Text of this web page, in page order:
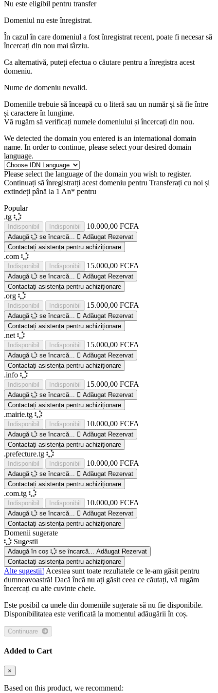
Nu este eligibil pentru transfer
Domeniul nu este înregistrat.
În cazul în care domeniul a fost înregistrat recent, poate fi necesar să
încercați din nou mai târziu.
Ca alternativă, puteți efectua o căutare pentru a înregistra acest
domeniu.
Nume de domeniu nevalid.
Domeniile trebuie să înceapă cu o literă sau un numărși să fie între
și caractere în lungime.
Vă rugăm să verificați numele domeniului și încercați din nou.
We detected the domain you entered is an international domain
name. In order to continue, please select your desired domain
language.
Please select the language of the domain you wish to register.
Continuați să înregistratți acest domeniu pentru Transferați cu noi și
extindeți până la 1 An* pentru
Popular
.tg
Indisponibil Indisponibil 10.000,00 FCFA
Adaugă se încarcă... Adăugat Rezervat
Contactați asistența pentru achiziționare
.com
Indisponibil Indisponibil 15.000,00 FCFA
Adaugă se încarcă... Adăugat Rezervat
Contactați asistența pentru achiziționare
.org
Indisponibil Indisponibil 15.000,00 FCFA
Adaugă se încarcă... Adăugat Rezervat
Contactați asistența pentru achiziționare
.net
Indisponibil Indisponibil 15.000,00 FCFA
Adaugă se încarcă... Adăugat Rezervat
Contactați asistența pentru achiziționare
.info
Indisponibil Indisponibil 15.000,00 FCFA
Adaugă se încarcă... Adăugat Rezervat
Contactați asistența pentru achiziționare
.mairie.tg
Indisponibil Indisponibil 10.000,00 FCFA
Adaugă se încarcă... Adăugat Rezervat
Contactați asistența pentru achiziționare
.prefecture.tg
Indisponibil Indisponibil 10.000,00 FCFA
Adaugă se încarcă... Adăugat Rezervat
Contactați asistența pentru achiziționare
.com.tg
Indisponibil Indisponibil 10.000,00 FCFA
Adaugă se încarcă... Adăugat Rezervat
Contactați asistența pentru achiziționare
Domenii sugerate
Sugestii
Adaugă în coș se încarcă... Adăugat Rezervat
Contactați asistența pentru achiziționare
Alte sugestii! Acestea sunt toate rezultatele ce le-am găsit pentru
dumneavoastră! Dacă încă nu ați găsit ceea ce căutați, vă rugăm
încercați cu alte cuvinte cheie.
Este posibil ca unele din domeniile sugerate să nu fie disponibile.
Disponibilitatea este verificată la momentul adăugării în coș.
Added to Cart
×
Based on this product, we recommend: